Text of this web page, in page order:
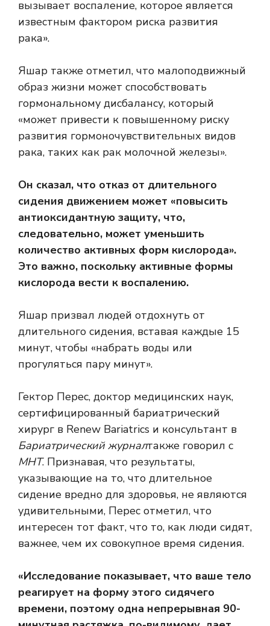
вызывает воспаление, которое является
известным фактором риска развития
рака».
Яшар также отметил, что малоподвижный
образ жизни может способствовать
гормональному дисбалансу, который
«может привести к повышенному риску
развития гормоночувствительных видов
рака, таких как рак молочной железы».
Он сказал, что отказ от длительного
сидения движением может «повысить
антиоксидантную защиту, что,
следовательно, может уменьшить
количество активных форм кислорода».
Это важно, поскольку активные формы
кислорода вести к воспалению.
Яшар призвал людей отдохнуть от
длительного сидения, вставая каждые 15
минут, чтобы «набрать воды или
прогуляться пару минут».
Гектор Перес, доктор медицинских наук,
сертифицированный бариатрический
хирург в Renew Bariatrics и консультант в
Бариатрический журналтакже говорил с
МНТ. Признавая, что результаты,
указывающие на то, что длительное
сидение вредно для здоровья, не являются
удивительными, Перес отметил, что
интересен тот факт, что то, как люди сидят,
важнее, чем их совокупное время сидения.
«Исследование показывает, что ваше тело
реагирует на форму этого сидячего
времени, поэтому одна непрерывная 90-